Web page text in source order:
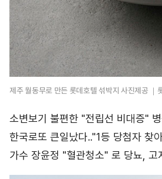
제주 월동무로 만든 롯데호텔 섞박지 사진제공 ｜